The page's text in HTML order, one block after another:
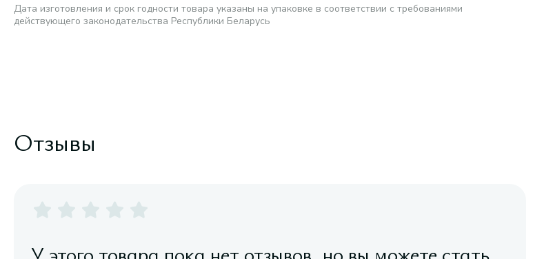
Дата изготовления и срок годности товара указаны на упаковке в соответствии с требованиями
действующего законодательства Республики Беларусь
Отзывы